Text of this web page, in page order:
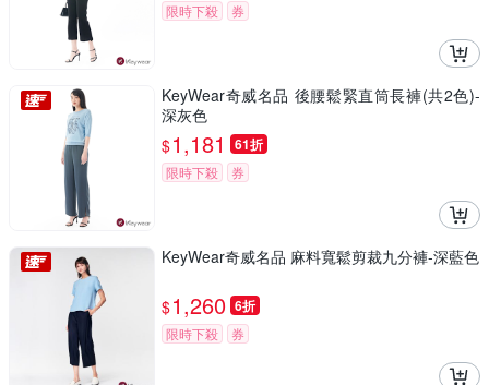
限時下殺 券
KeyWear奇威名品 後腰鬆緊直筒長褲(共2色)-
深灰色
$1,181 61折
限時下殺 券
KeyWear奇威名品 麻料寬鬆剪裁九分褲-深藍色
$1,260 6折
限時下殺 券